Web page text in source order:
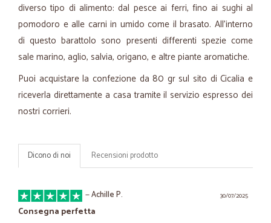
diverso tipo di alimento: dal pesce ai ferri, fino ai sughi al
pomodoro e alle carni in umido come il brasato. All'interno
di questo barattolo sono presenti differenti spezie come
sale marino, aglio, salvia, origano, e altre piante aromatiche.
Puoi acquistare la confezione da 80 gr sul sito di Cicalia e
riceverla direttamente a casa tramite il servizio espresso dei
nostri corrieri.
Dicono di noi Recensioni prodotto
30/07/2025
—Achille P.
Consegna perfetta